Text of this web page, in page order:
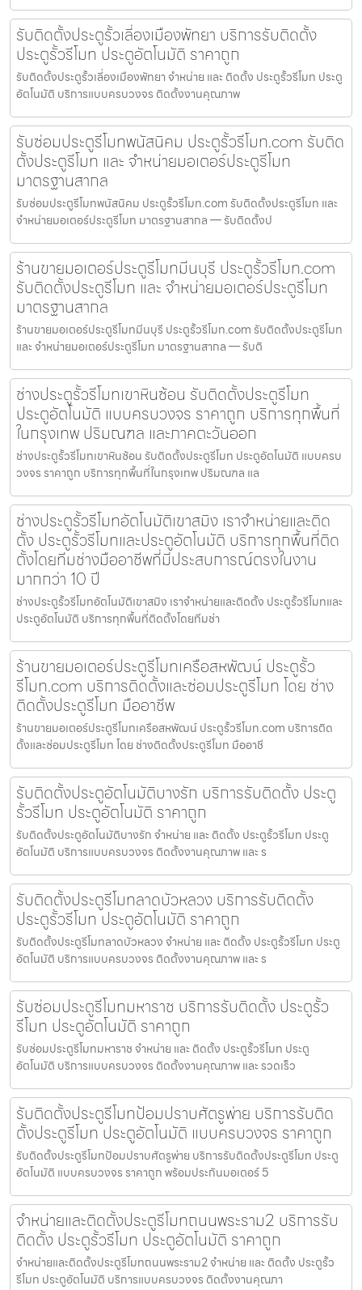
รับติดตั้งประตูรั้วเลี่องเมืองพัทยา บริการรับติดตั้ง
ประตูรั้วรีโมท ประตูอัตโนมัติ ราคาถูก
รับติดตั้งประตูรั้วเลี่องเมืองพัทยา จำหน่าย และ ติดตั้ง ประตูรั้วรีโมท ประตู
อัตโนมัติ บริการแบบครบวงจร ติดตั้งงานคุณภาพ
รับซ่อมประตูรีโมทพนัสนิคม ประตูรั้วรีโมท.com รับติด
ตั้งประตูรีโมท และ จำหน่ายมอเตอร์ประตูรีโมท
มาตรฐานสากล
รับซ่อมประตูรีโมทพนัสนิคม ประตูรั้วรีโมท.com รับติดตั้งประตูรีโมท และ
จำหน่ายมอเตอร์ประตูรีโมท มาตรฐานสากล — รับติดตั้งป
ร้านขายมอเตอร์ประตูรีโมทมีนบุรี ประตูรั้วรีโมท.com
รับติดตั้งประตูรีโมท และ จำหน่ายมอเตอร์ประตูรีโมท
มาตรฐานสากล
ร้านขายมอเตอร์ประตูรีโมทมีนบุรี ประตูรั้วรีโมท.com รับติดตั้งประตูรีโมท
และ จำหน่ายมอเตอร์ประตูรีโมท มาตรฐานสากล — รับติ
ช่างประตูรั้วรีโมทเขาหินซ้อน รับติดตั้งประตูรีโมท
ประตูอัตโนมัติ แบบครบวงจร ราคาถูก บริการทุกพื้นที่
ในกรุงเทพ ปริมณฑล และภาคตะวันออก
ช่างประตูรั้วรีโมทเขาหินซ้อน รับติดตั้งประตูรีโมท ประตูอัตโนมัติ แบบครบ
วงจร ราคาถูก บริการทุกพื้นที่ในกรุงเทพ ปริมณฑล แล
ช่างประตูรั้วรีโมทอัตโนมัติเขาสมิง เราจำหน่ายและติด
ตั้ง ประตูรั้วรีโมทและประตูอัตโนมัติ บริการทุกพื้นที่ติด
ตั้งโดยทีมช่างมืออาชีพที่มีประสบการณ์ตรงในงาน
มากกว่า 10 ปี
ช่างประตูรั้วรีโมทอัตโนมัติเขาสมิง เราจำหน่ายและติดตั้ง ประตูรั้วรีโมทและ
ประตูอัตโนมัติ บริการทุกพื้นที่ติดตั้งโดยทีมช่า
ร้านขายมอเตอร์ประตูรีโมทเครือสหพัฒน์ ประตูรั้ว
รีโมท.com บริการติดตั้งและซ่อมประตูรีโมท โดย ช่าง
ติดตั้งประตูรีโมท มืออาชีพ
ร้านขายมอเตอร์ประตูรีโมทเครือสหพัฒน์ ประตูรั้วรีโมท.com บริการติด
ตั้งและซ่อมประตูรีโมท โดย ช่างติดตั้งประตูรีโมท มืออาชี
รับติดตั้งประตูอัตโนมัติบางรัก บริการรับติดตั้ง ประตู
รั้วรีโมท ประตูอัตโนมัติ ราคาถูก
รับติดตั้งประตูอัตโนมัติบางรัก จำหน่าย และ ติดตั้ง ประตูรั้วรีโมท ประตู
อัตโนมัติ บริการแบบครบวงจร ติดตั้งงานคุณภาพ และ ร
รับติดตั้งประตูรีโมทลาดบัวหลวง บริการรับติดตั้ง
ประตูรั้วรีโมท ประตูอัตโนมัติ ราคาถูก
รับติดตั้งประตูรีโมทลาดบัวหลวง จำหน่าย และ ติดตั้ง ประตูรั้วรีโมท ประตู
อัตโนมัติ บริการแบบครบวงจร ติดตั้งงานคุณภาพ และ ร
รับซ่อมประตูรีโมทมหาราช บริการรับติดตั้ง ประตูรั้ว
รีโมท ประตูอัตโนมัติ ราคาถูก
รับซ่อมประตูรีโมทมหาราช จำหน่าย และ ติดตั้ง ประตูรั้วรีโมท ประตู
อัตโนมัติ บริการแบบครบวงจร ติดตั้งงานคุณภาพ และ รวดเร็ว
รับติดตั้งประตูรีโมทป้อมปราบศัตรูพ่าย บริการรับติด
ตั้งประตูรีโมท ประตูอัตโนมัติ แบบครบวงจร ราคาถูก
รับติดตั้งประตูรีโมทป้อมปราบศัตรูพ่าย บริการรับติดตั้งประตูรีโมท ประตู
อัตโนมัติ แบบครบวงจร ราคาถูก พร้อมประกันมอเตอร์ 5
จำหน่ายและติดตั้งประตูรีโมทถนนพระราม2 บริการรับ
ติดตั้ง ประตูรั้วรีโมท ประตูอัตโนมัติ ราคาถูก
จำหน่ายและติดตั้งประตูรีโมทถนนพระราม2 จำหน่าย และ ติดตั้ง ประตูรั้ว
รีโมท ประตูอัตโนมัติ บริการแบบครบวงจร ติดตั้งงานคุณภา